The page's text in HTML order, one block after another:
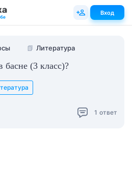
📗 Литература
басне (3 класс)?
1 ответ
Вход